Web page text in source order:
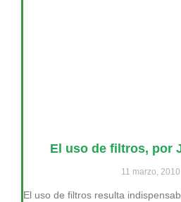
El uso de filtros, por
11 marzo, 2010
El uso de filtros resulta